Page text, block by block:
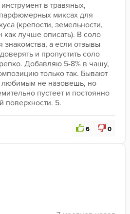
в травяных,
миксах для
(крепости, земельности,
как лучше описать). В соло
знакомства, а если отзывы
и пропустить соло
Добавляю 5-8% в чашу,
только так. Бывают
любимым не назовешь, но
пустеет и постоянно
поверхности. 5.
6 0